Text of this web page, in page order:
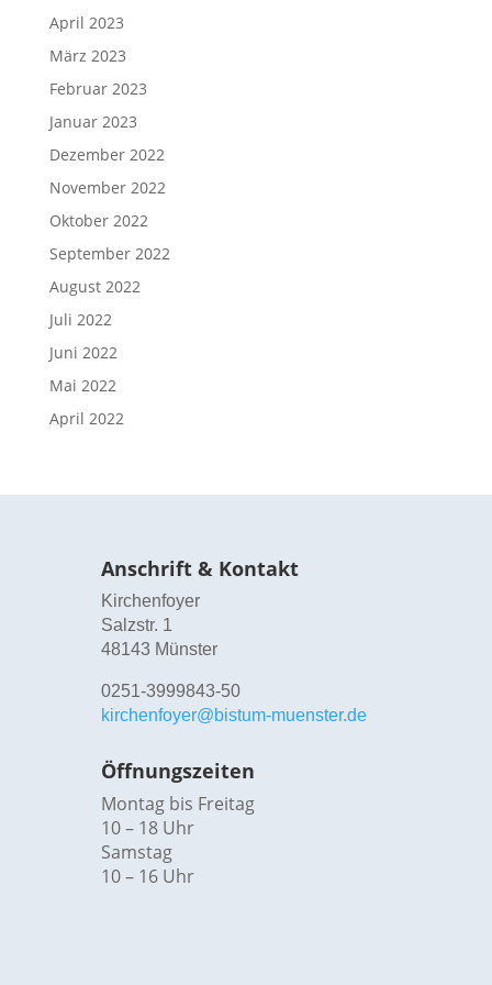
April 2023
März 2023
Februar 2023
Januar 2023
Dezember 2022
November 2022
Oktober 2022
September 2022
August 2022
Juli 2022
Juni 2022
Mai 2022
April 2022
Anschrift & Kontakt
Kirchenfoyer
Salzstr. 1
48143 Münster
0251-3999843-50
kirchenfoyer@bistum-muenster.de
Öffnungszeiten
Montag bis Freitag
10 – 18 Uhr
Samstag
10 – 16 Uhr